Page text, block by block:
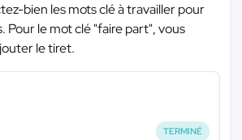
bien les mots clé à travailler pour
Pour le mot clé "faire part", vous
le tiret.
TERMINÉ